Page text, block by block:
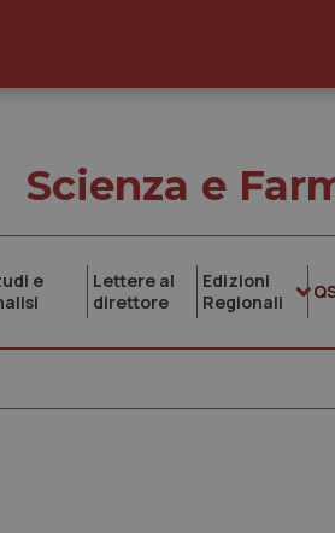
Scienza e
e
Lettere al
direttore
Edizioni
Regionali